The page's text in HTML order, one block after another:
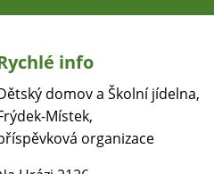
POMOCI
info
domov a Školní jídelna,
Místek,
organizace